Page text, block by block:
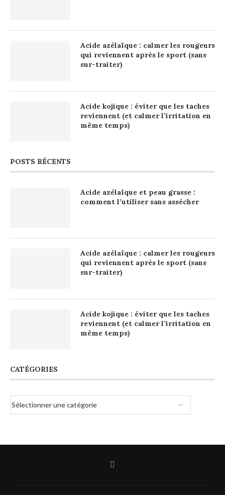
Acide azélaïque : calmer les rougeurs
qui reviennent après le sport (sans
sur-traiter)
Acide kojique : éviter que les taches
reviennent (et calmer l’irritation en
même temps)
POSTS RÉCENTS
Acide azélaïque et peau grasse :
comment l’utiliser sans assécher
Acide azélaïque : calmer les rougeurs
qui reviennent après le sport (sans
sur-traiter)
Acide kojique : éviter que les taches
reviennent (et calmer l’irritation en
même temps)
CATÉGORIES